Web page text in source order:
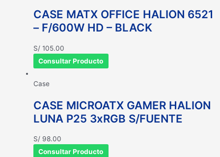
CASE MATX OFFICE HALION 6521
– F/600W HD – BLACK
S/ 105.00
Consultar Producto
Case
CASE MICROATX GAMER HALION
LUNA P25 3xRGB S/FUENTE
S/ 98.00
Consultar Producto